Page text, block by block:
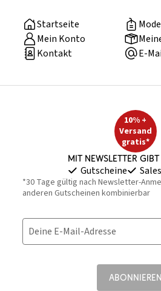
Startseite
Mein Konto
Kontakt
E-
10% +
Versand
gratis*
Mit Newsletter gibt
Gutscheine Sales
*30 Tage gültig nach Newsletter-
anderen Gutscheinen kombinierbar
Deine E-Mail-Adresse
ABONNIEREN